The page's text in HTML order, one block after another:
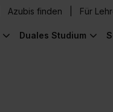
Azubis finden Für
Duales Studium